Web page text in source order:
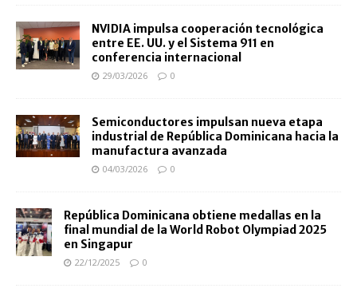
NVIDIA impulsa cooperación tecnológica
entre EE. UU. y el Sistema 911 en
conferencia internacional
29/03/2026 0
Semiconductores impulsan nueva etapa
industrial de República Dominicana hacia la
manufactura avanzada
04/03/2026 0
República Dominicana obtiene medallas en la
final mundial de la World Robot Olympiad 2025
en Singapur
22/12/2025 0